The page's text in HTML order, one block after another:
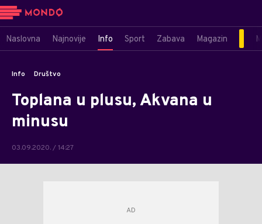
Naslovna Najnovije Info Sport Zabava Magazin
Info Društvo
Toplana u plusu, Akvana u
minusu
03.09.2020. / 14:27